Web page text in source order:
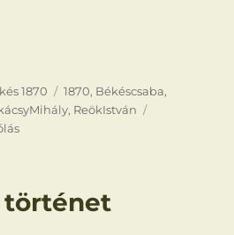
1870 Címke
1870, Békéscsaba,
, ReökIstván
történet